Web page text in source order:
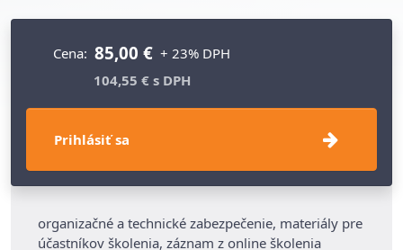
Cena: 85,00 € + 23% DPH
104,55 € s DPH
Prihlásiť sa
organizačné a technické zabezpečenie, materiály pre
účastníkov školenia, záznam z online školenia